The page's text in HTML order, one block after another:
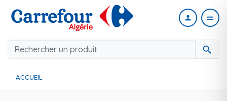
search
person menu
ACCUEIL